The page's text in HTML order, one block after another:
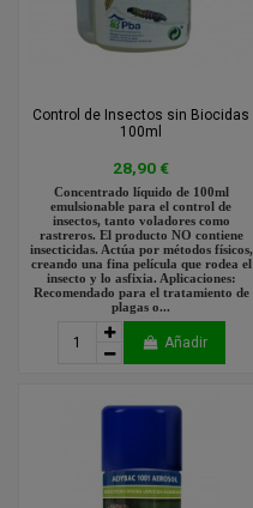
Control de Insectos sin Biocidas
100ml
28,90 €
Concentrado líquido de 100ml
emulsionable para el control de
insectos, tanto voladores como
rastreros. El producto NO contiene
insecticidas. Actúa por métodos físicos,
creando una fina película que rodea el
insecto y lo asfixia. Aplicaciones:
Recomendado para el tratamiento de
plagas o...
Añadir